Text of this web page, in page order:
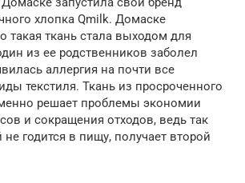
хлопка Qmilk. Домаске
такая ткань стала выходом для
из ее родственников заболел
аллергия на почти все
текстиля. Ткань из просроченного
решает проблемы экономии
и сокращения отходов, ведь так
не годится в пищу, получает второй